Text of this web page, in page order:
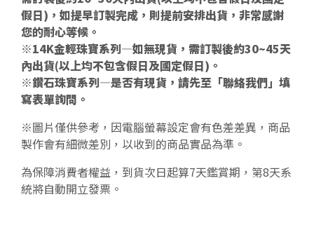
假日)，如提早訂製完成，則提前安排出貨，非常感謝
您的耐心等候。
※14K金輕珠寶系列—如無現貨，需訂製後約30~45天
內出貨(以上均不包含假日及國定假日)。
※鑽石珠寶系列—是否有現貨，請先至「聯絡我們」填
寫表單詢問。
※圖片僅供參考，因電腦螢幕設定會有色差差異，商品
製作會有細微差別，以收到的商品實品為準。
為保障消費者權益，到貨次日起算7天鑑賞期，第8天系
統將自動開立發票。